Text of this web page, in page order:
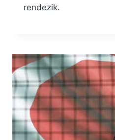
rendezik.